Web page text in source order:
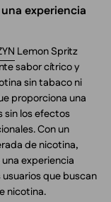
experiencia
Lemon Spritz
sabor cítrico y
sin tabaco ni
proporciona una
sin los efectos
Con un
de nicotina,
experiencia
que buscan
nicotina.